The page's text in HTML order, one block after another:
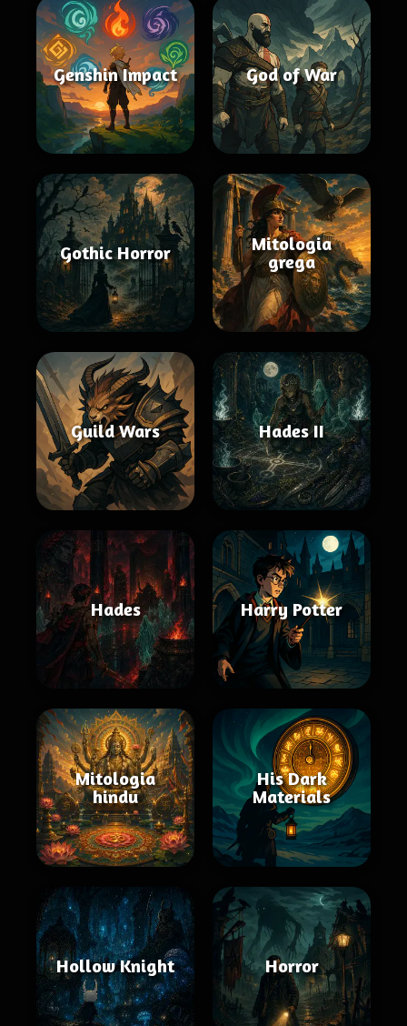
Genshin Impact God of War
Gothic Horror
Mitologia
grega
Guild Wars Hades II
Hades Harry Potter
Mitologia
hindu
His Dark
Materials
Hollow Knight Horror